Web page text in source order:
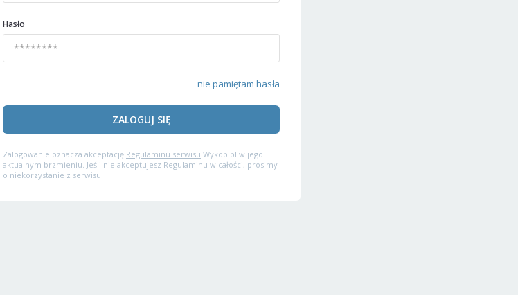
Hasło
nie pamiętam hasła
ZALOGUJ SIĘ
Zalogowanie oznacza akceptację Regulaminu serwisu Wykop.pl w jego
aktualnym brzmieniu. Jeśli nie akceptujesz Regulaminu w całości, prosimy
o niekorzystanie z serwisu.